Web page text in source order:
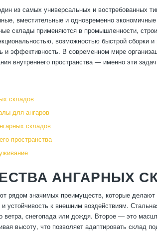
из самых универсальных и востребованных
вместительные и одновременно
склады применяются в промышленности,
возможностью быстрой
и эффективность. В современном мире
внутреннего пространства — именно эти
складов
для ангаров
складов
пространства
АНГАРНЫХ
рядом значимых преимуществ, которые
устойчивость к внешним воздействиям.
ветра, снегопада или дождя. Второе — это
высоту, что позволяет адаптировать склад